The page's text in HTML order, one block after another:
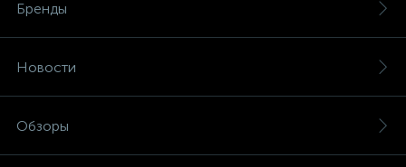
Бренды
Новости
Обзоры